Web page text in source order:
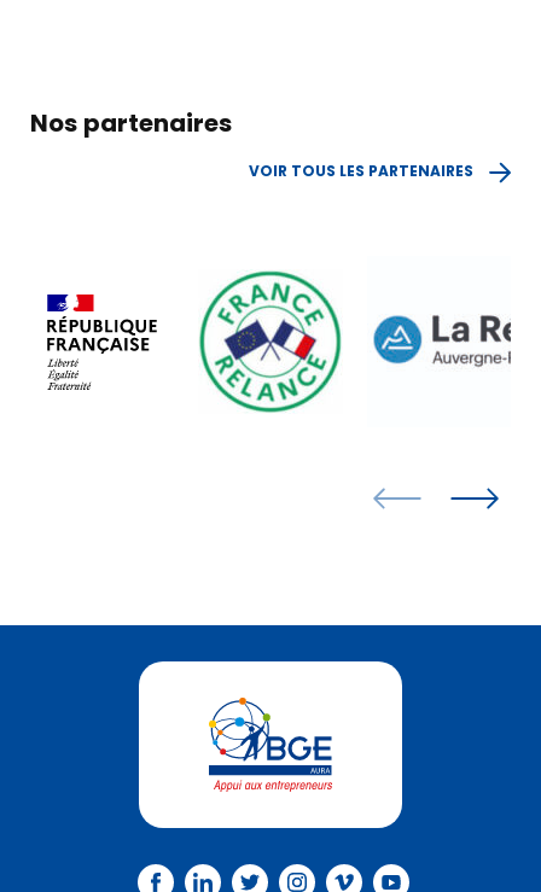
TROUVER MA BGE EN AUVERGNE-RHÔNE-
ALPES
Nos partenaires
VOIR TOUS LES PARTENAIRES